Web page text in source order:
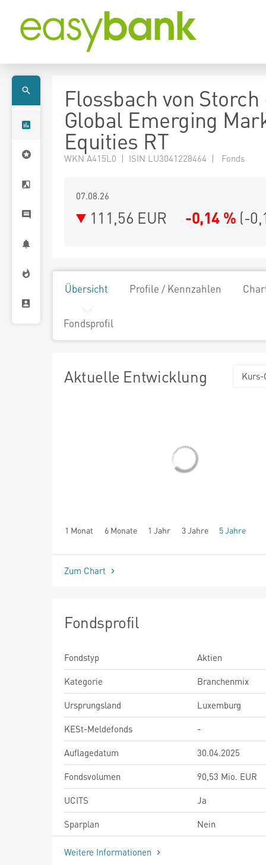
Flossbach von Storch
Global Emerging
Equities RT
WKN A415L0 | ISIN LU3041228464 | Fonds
07.08.26
111,56 EUR -0,14 % (-
Übersicht Profile / Kennzahlen
Fondsprofil
Aktuelle Entwicklung Kurs-
1 Monat 6 Monate 1 Jahr 3 Jahre 5 Jahre
seit Beginn
Zum Chart
Fondsprofil
Fondstyp
Aktien
Kategorie
Branchenmix
Ursprungsland
Luxemburg
KESt-Meldefonds
-
Auflagedatum
30.04.2025
Fondsvolumen
90,53 Mio. EUR
UCITS
Ja
Sparplan
Nein
Weitere Informationen